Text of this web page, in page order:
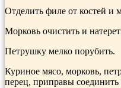
Отделить филе от костей и
Морковь очистить и
Пе­трушку мелко порубить.
Куриное мясо, морковь,
перец, при­правы